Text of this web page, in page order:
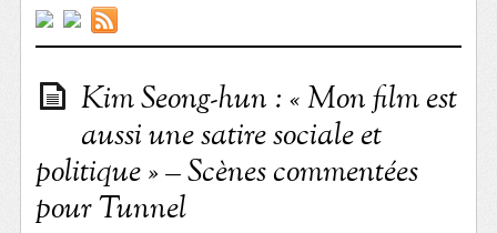
Kim Seong-hun : « Mon film est
aussi une satire sociale et
politique » – Scènes commentées
pour Tunnel